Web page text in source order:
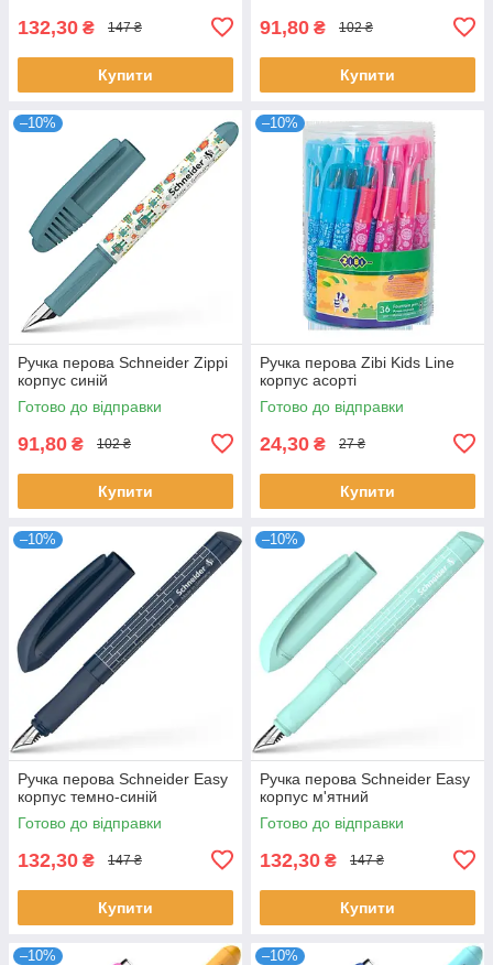
132,30 ₴ 147 ₴
Купити
91,80 ₴ 102 ₴
Купити
–10%
Ручка перова Schneider Zippi
корпус синій
Готово до відправки
91,80 ₴ 102 ₴
Купити
–10%
Ручка перова Zibi Kids Line
корпус асорті
Готово до відправки
24,30 ₴ 27 ₴
Купити
–10%
Ручка перова Schneider Easy
корпус темно-синій
Готово до відправки
132,30 ₴ 147 ₴
Купити
–10%
Ручка перова Schneider Easy
корпус м'ятний
Готово до відправки
132,30 ₴ 147 ₴
Купити
–10% –10%